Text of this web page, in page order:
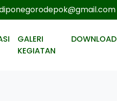
GALERI
KEGIATAN
DOWNLOAD